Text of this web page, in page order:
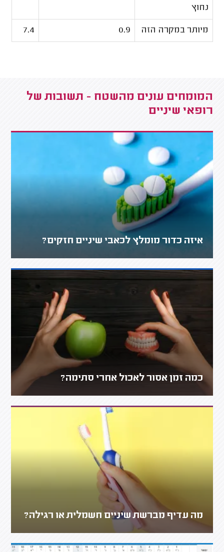
נחוץ
מיותר במקרה הזה 0.9
7.4
המומחים עונים מהשטח - תשובות של
רופאי שיניים
איזה כדור מומלץ לכאבי שיניים חזקים?
כמה זמן אסור לאכול אחרי סתימה?
מה עדיף מברשת שיניים חשמלית או רגילה?